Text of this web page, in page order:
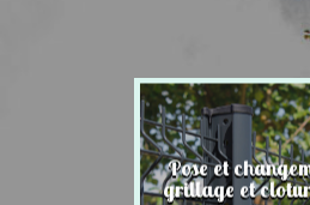
Pose et
grillage et